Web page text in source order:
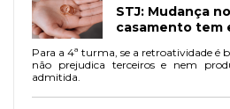
STJ: Mudança
casamento
Para a 4ª turma, se a retroatividade é
não prejudica terceiros e nem
admitida.